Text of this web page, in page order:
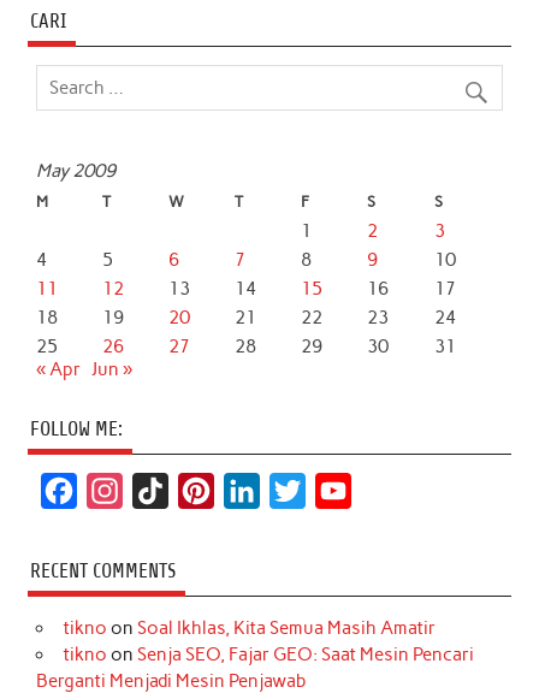
CARI
May 2009
M T W T F S S
1 2
3
4
5 6 7 8 9
10
11
12 13 14 15 16
17
18
19 20 21 22 23
24
25
26 27 28 29 30
31
« Apr Jun »
FOLLOW ME:
c
e
b
s
t
a
k
T
o
k
t
e
r
k
e
d
t
t
T
u
RECENT COMMENTS
tikno on Soal Ikhlas, Kita Semua Masih Amatir
tikno on Senja SEO, Fajar GEO: Saat Mesin Pencari
Berganti Menjadi Mesin Penjawab